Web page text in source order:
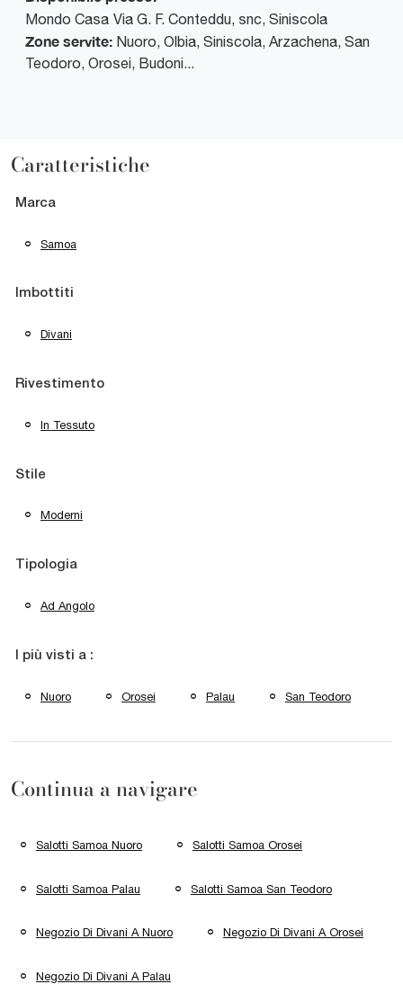
Mondo Casa Via G. F. Conteddu, snc, Siniscola
Zone servite: Nuoro, Olbia, Siniscola, Arzachena, San
Teodoro, Orosei, Budoni...
Caratteristiche
Marca
Samoa
Imbottiti
Divani
Rivestimento
In Tessuto
Stile
Moderni
Tipologia
Ad Angolo
I più visti a :
Nuoro Orosei Palau San Teodoro
Continua a navigare
Salotti Samoa Nuoro Salotti Samoa Orosei
Salotti Samoa Palau Salotti Samoa San Teodoro
Negozio Di Divani A Nuoro Negozio Di Divani A Orosei
Negozio Di Divani A Palau